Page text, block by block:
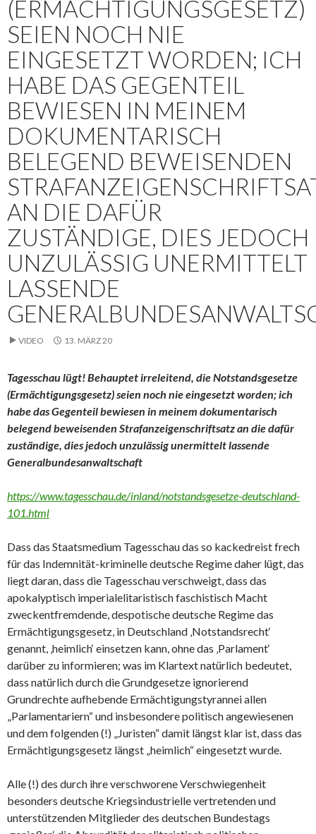
(ERMÄCHTIGUNGSGESETZ)
SEIEN NOCH NIE
EINGESETZT WORDEN; ICH
HABE DAS GEGENTEIL
BEWIESEN IN MEINEM
DOKUMENTARISCH
BELEGEND BEWEISENDEN
AN DIE DAFÜR
ZUSTÄNDIGE, DIES JEDOCH
UNZULÄSSIG UNERMITTELT
LASSENDE
VIDEO 13. MÄRZ 20
Tagesschau lügt! Behauptet irreleitend, die Notstandsgesetze
(Ermächtigungsgesetz) seien noch nie eingesetzt worden; ich
habe das Gegenteil bewiesen in meinem dokumentarisch
belegend beweisenden Strafanzeigenschriftsatz an die dafür
zuständige, dies jedoch unzulässig unermittelt lassende
Generalbundesanwaltschaft
https://www.tagesschau.de/inland/notstandsgesetze-deutschland-
101.html
Dass das Staatsmedium Tagesschau das so kackedreist frech
für das Indemnität-kriminelle deutsche Regime daher lügt, das
liegt daran, dass die Tagesschau verschweigt, dass das
apokalyptisch imperialelitaristisch faschistisch Macht
zweckentfremdende, despotische deutsche Regime das
Ermächtigungsgesetz, in Deutschland ‚Notstandsrecht‘
genannt, ‚heimlich‘ einsetzen kann, ohne das ‚Parlament‘
darüber zu informieren; was im Klartext natürlich bedeutet,
dass natürlich durch die Grundgesetze ignorierend
Grundrechte aufhebende Ermächtigungstyrannei allen
„Parlamentariern“ und insbesondere politisch angewiesenen
und dem folgenden (!) „Juristen“ damit längst klar ist, dass das
Ermächtigungsgesetz längst „heimlich“ eingesetzt wurde.
Alle (!) des durch ihre verschworene Verschwiegenheit
besonders deutsche Kriegsindustrielle vertretenden und
unterstützenden Mitglieder des deutschen Bundestags